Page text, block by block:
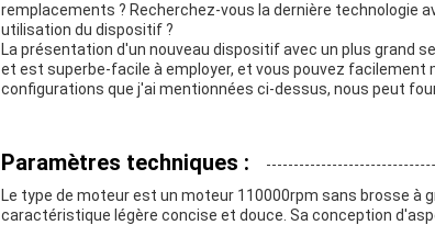
remplacements ? Recherchez-vous la dernière technologie
utilisation du dispositif ?
La présentation d'un nouveau dispositif avec un plus
et est superbe-facile à employer, et vous pouvez facilement
configurations que j'ai mentionnées ci-dessus, nous peut
Paramètres techniques :
Le type de moteur est un moteur 110000rpm sans brosse à
caractéristique légère concise et douce. Sa conception